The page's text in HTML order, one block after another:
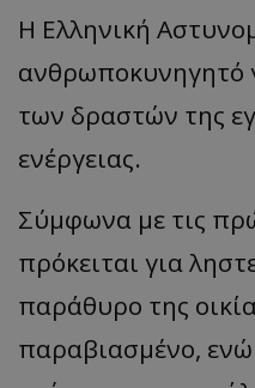
Η Ελληνική
ανθρωποκυνηγητό
των δραστών της
ενέργειας.
Σύμφωνα με τις
πρόκειται για
παράθυρο της
παραβιασμένο,